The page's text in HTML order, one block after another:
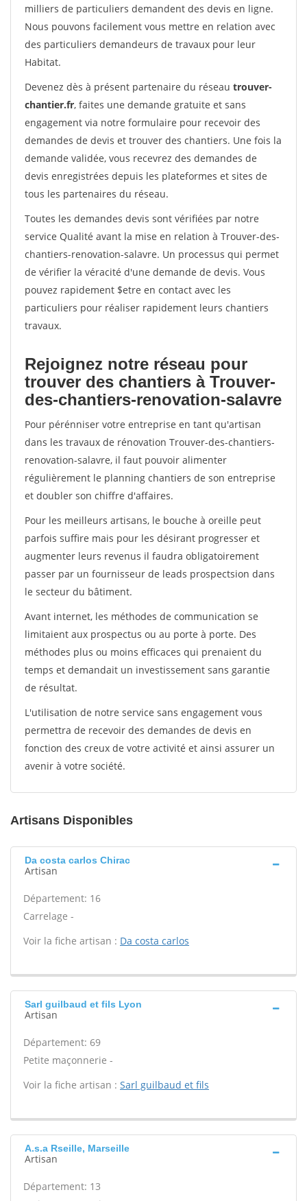
milliers de particuliers demandent des devis en ligne.
Nous pouvons facilement vous mettre en relation avec
des particuliers demandeurs de travaux pour leur
Habitat.
Devenez dès à présent partenaire du réseau trouver-
chantier.fr, faites une demande gratuite et sans
engagement via notre formulaire pour recevoir des
demandes de devis et trouver des chantiers. Une fois la
demande validée, vous recevrez des demandes de
devis enregistrées depuis les plateformes et sites de
tous les partenaires du réseau.
Toutes les demandes devis sont vérifiées par notre
service Qualité avant la mise en relation à Trouver-des-
chantiers-renovation-salavre. Un processus qui permet
de vérifier la véracité d'une demande de devis. Vous
pouvez rapidement $etre en contact avec les
particuliers pour réaliser rapidement leurs chantiers
travaux.
Rejoignez notre réseau pour
trouver des chantiers à Trouver-
des-chantiers-renovation-salavre
Pour pérénniser votre entreprise en tant qu'artisan
dans les travaux de rénovation Trouver-des-chantiers-
renovation-salavre, il faut pouvoir alimenter
régulièrement le planning chantiers de son entreprise
et doubler son chiffre d'affaires.
Pour les meilleurs artisans, le bouche à oreille peut
parfois suffire mais pour les désirant progresser et
augmenter leurs revenus il faudra obligatoirement
passer par un fournisseur de leads prospectsion dans
le secteur du bâtiment.
Avant internet, les méthodes de communication se
limitaient aux prospectus ou au porte à porte. Des
méthodes plus ou moins efficaces qui prenaient du
temps et demandait un investissement sans garantie
de résultat.
L'utilisation de notre service sans engagement vous
permettra de recevoir des demandes de devis en
fonction des creux de votre activité et ainsi assurer un
avenir à votre société.
Artisans Disponibles
Da costa carlos Chirac
Artisan
Département: 16
Carrelage -
Voir la fiche artisan : Da costa carlos
Sarl guilbaud et fils Lyon
Artisan
Département: 69
Petite maçonnerie -
Voir la fiche artisan : Sarl guilbaud et fils
A.s.a Rseille, Marseille
Artisan
Département: 13